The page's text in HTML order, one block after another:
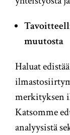
muutosta
Haluat
merkityksen
Katsomme
analyysistä